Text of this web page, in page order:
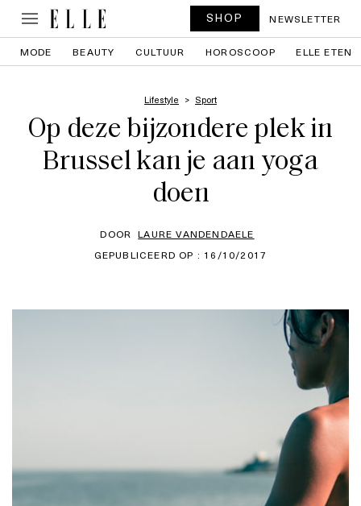
SHOP NEWSLETTER
MODE BEAUTY CULTUUR HOROSCOOP ELLE ETEN
Lifestyle Sport
Op deze bijzondere plek in
Brussel kan je aan yoga
doen
DOOR LAURE VANDENDAELE
GEPUBLICEERD OP : 16/10/2017